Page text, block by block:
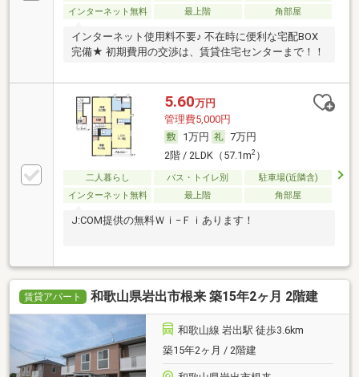
インターネット無料
最上階 角部屋
インターネット使用料不要♪ 不在時に便利な宅配BOX
完備★ 初期費用の交渉は、賃貸住宅センターまで！！
5.60万円
管理費5,000円
1万円
7万円
2階 / 2LDK（57.1m2）
二人暮らし バス・トイレ別
駐車場(近隣含)
インターネット無料
最上階 角部屋
J:COM提供の無料Ｗｉ−Ｆｉあります！
賃貸アパート 和歌山県岩出市根来 築15年2ヶ月 2階建
和歌山線 岩出駅 徒歩3.6km
築15年2ヶ月 / 2階建